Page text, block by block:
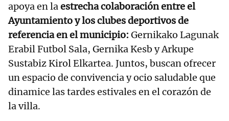
apoya en laestrecha colaboración entre el
Ayuntamiento y los clubes deportivos de
referencia en el municipio: Gernikako Lagunak
Erabil Futbol Sala, Gernika Kesb y Arkupe
Sustabiz Kirol Elkartea. Juntos, buscan ofrecer
un espacio de convivencia y ocio saludable que
dinamice las tardes estivales en el corazón de
la villa.